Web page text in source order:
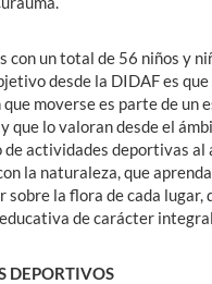
con un total de 56 niños y
desde la DIDAF es
moverse es parte de un
que lo valoran desde el
actividades deportivas al
la naturaleza, que
sobre la flora de cada lugar,
de carácter
DEPORTIVOS